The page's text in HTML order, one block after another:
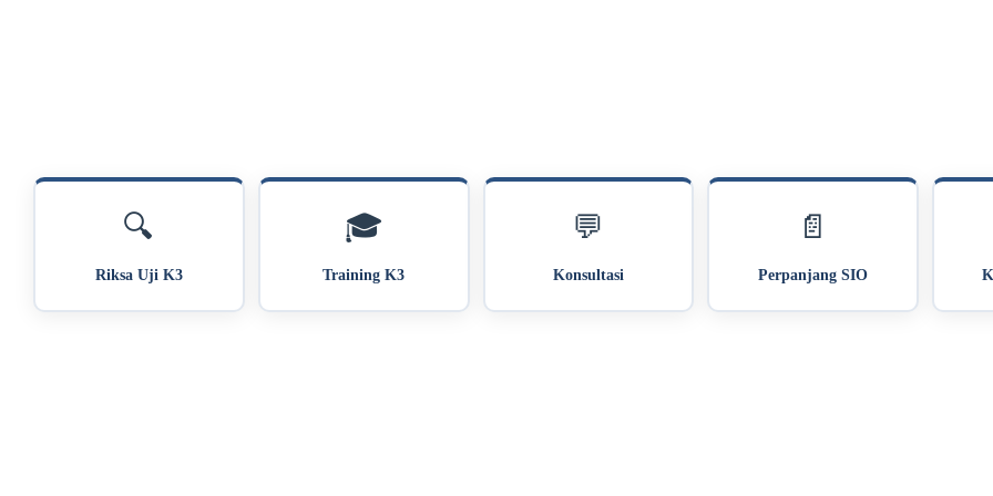
🔍
Riksa Uji K3
🎓
Training K3
💬
Konsultasi
📄
Perpanjang SIO